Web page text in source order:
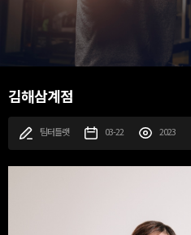
김해삼계점
팀터틀랫 03-22 2023